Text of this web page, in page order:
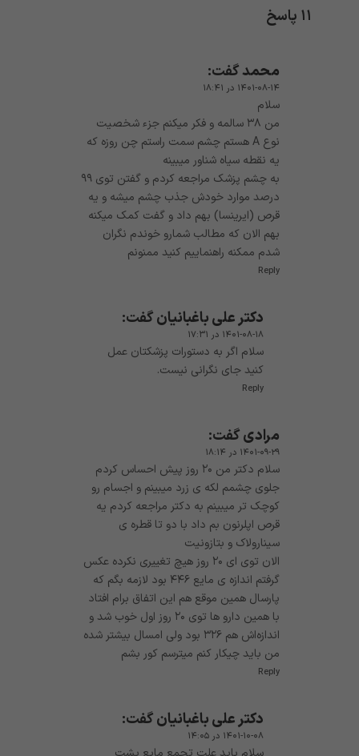
۱۱ پاسخ
محمدگفت:
۱۴۰۱-۰۸-۱۴ در ۱۸:۴۱
سلام
من ٣٨ سالمه و فکر میکنم جزء شخصیت
نوع A هستم چشم سمت راستم چن روزه که
یه نقطه سیاه شناور میبینه
به چشم پزشک مراجعه کردم و گفتن توى ٩٩
درصد موارد خودش جذب چشم میشه و یه
قرص (ایرینسا) بهم داد و گفت کمک میکنه
بهم الان که مطالب شمارو خوندم نگران
شدم ممکنه راهنماییم کنید ممنونم
Reply
دکتر علی باغبانیانگفت:
۱۴۰۱-۰۸-۱۸ در ۱۷:۳۱
سلام اگر به دستورات پزشکتان عمل
کنید جای نگرانی نیست.
Reply
مرادیگفت:
۱۴۰۱-۰۹-۲۹ در ۱۸:۱۴
سلام دکتر من ۲۰ روز پیش احساس کردم
جلوی چشمم لکه ی زرد میبینم و اجسام رو
کوچک تر میبینم به دکتر مراجعه کردم یه
قرص اپلرنون بم داد با دو تا قطره ی
سینارولاک و بتازونیت
الان توی ای ۲۰ روز هیچ تغییری نکرده عکس
گرفتم اندازه ی مایع ۴۴۶ بود لازمه بگم که
پارسال همین موقع هم این اتفاق برام افتاد
با همین دارو ها توی ۲۰ روز اول خوب شد و
اندازه‌اش هم ۳۲۶ بود ولی امسال بیشتر شده
من باید چیکار کنم میترسم کور بشم
Reply
دکتر علی باغبانیانگفت:
۱۴۰۱-۱۰-۰۸ در ۱۴:۰۵